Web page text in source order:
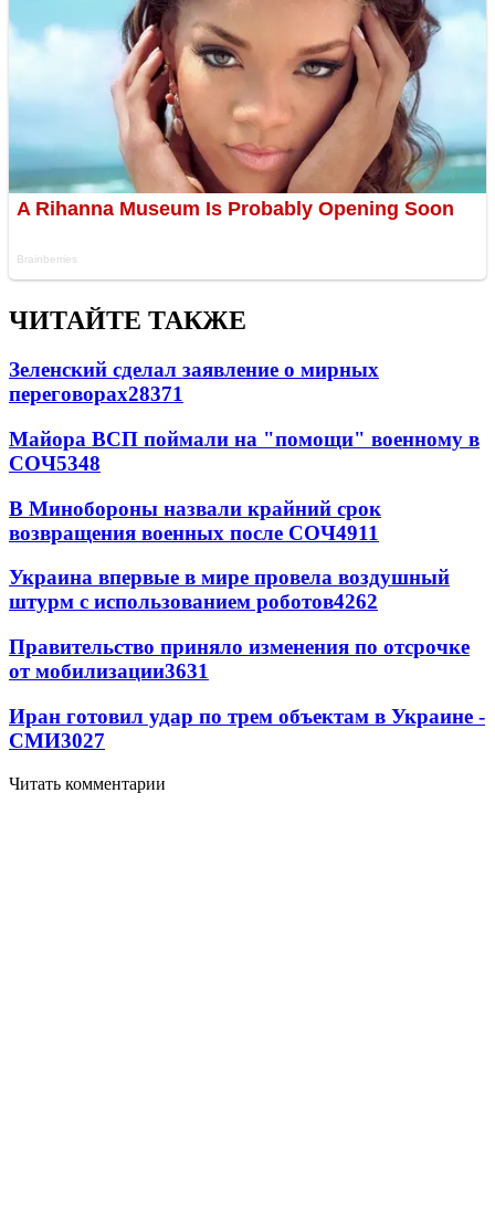
ЧИТАЙТЕ ТАКЖЕ
Зеленский сделал заявление о мирных
переговорах28371
Майора ВСП поймали на "помощи" военному в
СОЧ5348
В Минобороны назвали крайний срок
возвращения военных после СОЧ4911
Украина впервые в мире провела воздушный
штурм с использованием роботов4262
Правительство приняло изменения по отсрочке
от мобилизации3631
Иран готовил удар по трем объектам в Украине -
СМИ3027
Читать комментарии